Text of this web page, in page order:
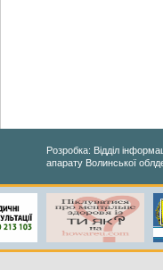
Розробка: Відділ
апарату Волинської